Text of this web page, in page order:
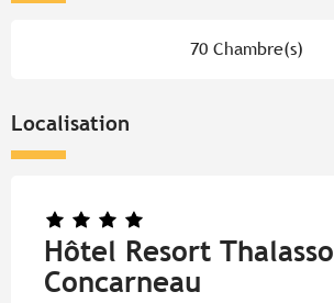
70 Chambre(s)
Localisation
Hôtel Resort Thalasso
Concarneau